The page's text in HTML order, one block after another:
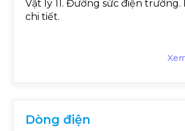
Vật lý 11. Đường sức điện
chi tiết.
Dòng điện